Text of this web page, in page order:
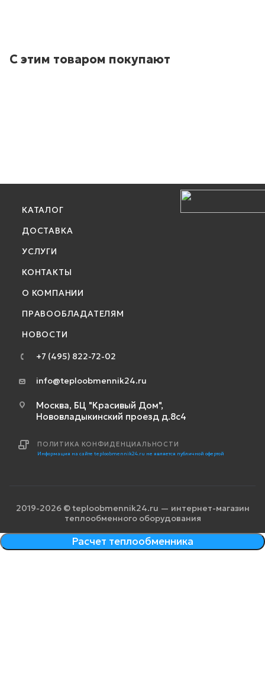
С этим товаром покупают
КАТАЛОГ
ДОСТАВКА
УСЛУГИ
КОНТАКТЫ
О КОМПАНИИ
ПРАВООБЛАДАТЕЛЯМ
НОВОСТИ
+7 (495) 822-72-02
info@teploobmennik24.ru
Москва, БЦ "Красивый Дом",
Нововладыкинский проезд д.8с4
ПОЛИТИКА КОНФИДЕНЦИАЛЬНОСТИ
Информация на сайте teploobmennik24.ru не является публичной офертой
2019-2026 © teploobmennik24.ru — интернет-магазин
теплообменного оборудования
Расчет теплообменника